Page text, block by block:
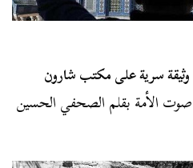
وثيقة سرية على مكتب شارون
صوت الأمة بقلم الصحفي الحسين